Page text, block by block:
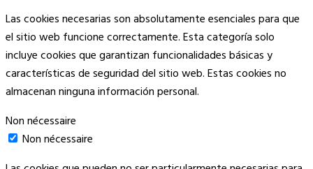
Las cookies necesarias son absolutamente esenciales para que
el sitio web funcione correctamente. Esta categoría solo
incluye cookies que garantizan funcionalidades básicas y
características de seguridad del sitio web. Estas cookies no
almacenan ninguna información personal.
Non nécessaire
Non nécessaire